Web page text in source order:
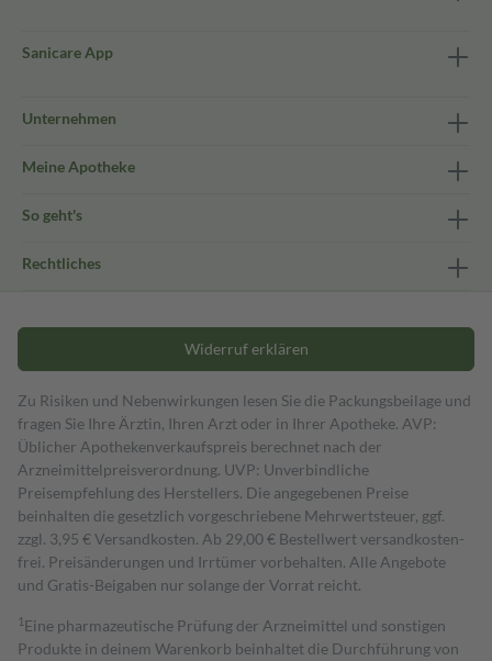
Sanicare App
Unternehmen
Meine Apotheke
So geht's
Rechtliches
Widerruf erklären
Zu Risiken und Nebenwirkungen lesen Sie die Packungsbeilage und
fragen Sie Ihre Ärztin, Ihren Arzt oder in Ihrer Apotheke. AVP:
Üblicher Apothekenverkaufspreis berechnet nach der
Arzneimittelpreisverordnung. UVP: Unverbindliche
Preisempfehlung des Herstellers. Die angegebenen Preise
beinhalten die gesetzlich vorgeschriebene Mehrwertsteuer, ggf.
zzgl. 3,95 € Versandkosten. Ab 29,00 € Bestell­wert versand­kosten­
frei. Preisänderungen und Irrtümer vorbehalten. Alle Angebote
und Gratis-Beigaben nur solange der Vorrat reicht.
1 Eine pharmazeutische Prüfung der Arzneimittel und sonstigen
Produkte in deinem Warenkorb beinhaltet die Durchführung von